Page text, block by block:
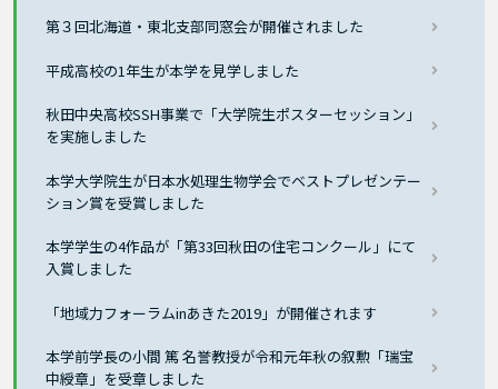
第３回北海道・東北支部同窓会が開催されました
平成高校の1年生が本学を見学しました
秋田中央高校SSH事業で「大学院生ポスターセッション」
を実施しました
本学大学院生が日本水処理生物学会でベストプレゼンテー
ション賞を受賞しました
本学学生の4作品が「第33回秋田の住宅コンクール」にて
入賞しました
「地域力フォーラムinあきた2019」が開催されます
本学前学長の小間 篤 名誉教授が令和元年秋の叙勲「瑞宝
中綬章」を受章しました